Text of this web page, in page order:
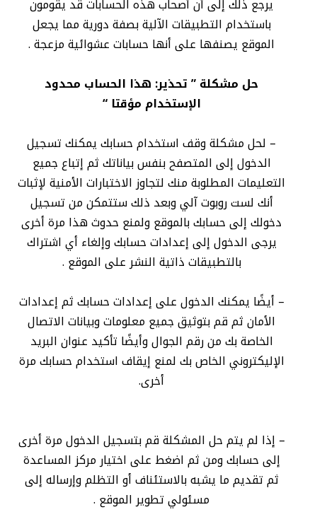
يرجع ذلك إلى أن أصحاب هذه الحسابات قد يقومون
باستخدام التطبيقات الآلية بصفة دورية مما يجعل
الموقع يصنفها على أنها حسابات عشوائية مزعجة .
حل مشكلة ” تحذير: هذا الحساب محدود
الإستخدام مؤقتا “
– لحل مشكلة وقف استخدام حسابك يمكنك تسجيل
الدخول إلى المتصفح بنفس بياناتك ثم إتباع جميع
التعليمات المطلوبة منك لتجاوز الاختبارات الأمنية لإثبات
أنك لست روبوت آلي وبعد ذلك ستتمكن من تسجيل
دخولك إلى حسابك بالموقع ولمنع حدوث هذا مرة أخرى
يرجى الدخول إلى إعدادات حسابك وإلغاء أي اشتراك
بالتطبيقات ذاتية النشر على الموقع .
– أيضًا يمكنك الدخول على إعدادات حسابك ثم إعدادات
الأمان ثم قم بتوثيق جميع معلومات وبيانات الاتصال
الخاصة بك من رقم الجوال وأيضًا تأكيد عنوان البريد
الإليكتروني الخاص بك لمنع إيقاف استخدام حسابك مرة
أخرى.
– إذا لم يتم حل المشكلة قم بتسجيل الدخول مرة أخرى
إلى حسابك ومن ثم اضغط على اختيار مركز المساعدة
ثم تقديم ما يشبه بالاستئناف أو التظلم وإرساله إلى
مسئولي تطوير الموقع .